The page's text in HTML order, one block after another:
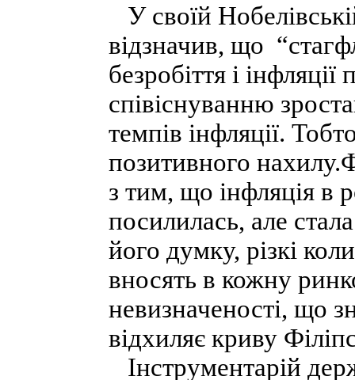
У своїй
відзначив, що
безробіття і
співіснуванню
темпів інфляції.
позитивного
з тим, що інфляція в
посилилась, але
його думку, різкі
вносять в кожну
невизначеності, що
відхиляє криву
Інструментарій